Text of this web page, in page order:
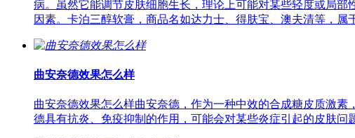
病。虽然它能调节皮肤细胞生长，理论上可能对某些轻度或局
因素。卡泊三醇软膏，商品名如达力士、得肤宝、澳夫清等，属
曲安奈德效果怎么样
曲安奈德效果怎么样曲安奈德，作为一种中效的合成糖皮质激
德具有抗炎、免疫抑制的作用，可能会对某些炎症引起的皮肤